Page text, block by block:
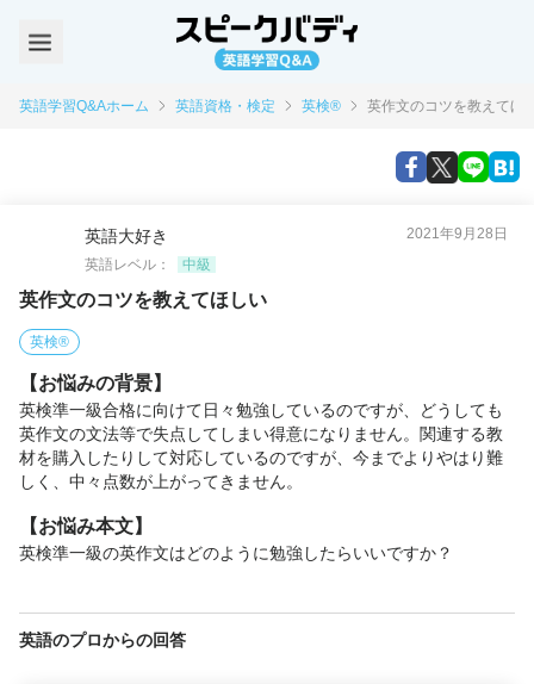
英語学習Q&Aホーム 英語資格・検定 英検® 英作文のコツを教えてほ
英語大好き
2021年9月28日
英語レベル：
中級
英作文のコツを教えてほしい
英検®
【お悩みの背景】
英検準一級合格に向けて日々勉強しているのですが、どうしても
英作文の文法等で失点してしまい得意になりません。関連する教
材を購入したりして対応しているのですが、今までよりやはり難
しく、中々点数が上がってきません。
【お悩み本文】
英検準一級の英作文はどのように勉強したらいいですか？
英語のプロからの回答